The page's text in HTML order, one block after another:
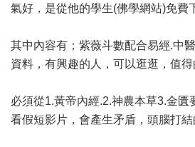
氣好，是從他的學生(佛學網站)免費
其中內容有；紫薇斗數配合易經.中
資料，有興趣的人，可以逛逛，值得
必須從1.黃帝內經.2.神農本草3.金匱
看假短影片，會產生矛盾，頭腦打結